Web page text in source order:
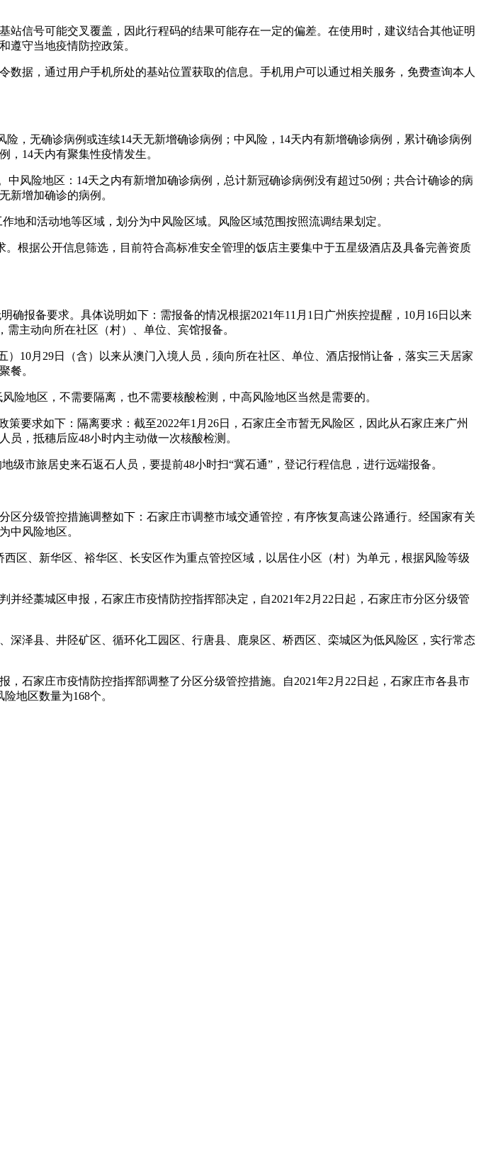
信号可能交叉覆盖，因此行程码的结果可能存在一定的偏差。在使用时，建议结合其他证明
遵守当地疫情防控政策。
据，通过用户手机所处的基站位置获取的信息。手机用户可以通过相关服务，免费查询本人
，无确诊病例或连续14天无新增确诊病例；中风险，14天内有新增确诊病例，累计确诊病例
，14天内有聚集性疫情发生。
风险地区：14天之内有新增加确诊病例，总计新冠确诊病例没有超过50例；共合计确诊的病
新增加确诊的病例。
地和活动地等区域，划分为中风险区域。风险区域范围按照流调结果划定。
根据公开信息筛选，目前符合高标准安全管理的饭店主要集中于五星级酒店及具备完善资质
报备要求。具体说明如下：需报备的情况根据2021年11月1日广州疾控提醒，10月16日以来
主动向所在社区（村）、单位、宾馆报备。
10月29日（含）以来从澳门入境人员，须向所在社区、单位、酒店报悄让备，落实三天居家
餐。
险地区，不需要隔离，也不需要核酸检测，中高风险地区当然是需要的。
要求如下：隔离要求：截至2022年1月26日，石家庄全市暂无风险区，因此从石家庄来广州
，抵穗后应48小时内主动做一次核酸检测。
级市旅居史来石返石人员，要提前48小时扫“冀石通”，登记行程信息，进行远端报备。
分级管控措施调整如下：石家庄市调整市域交通管控，有序恢复高速公路通行。经国家有关
中风险地区。
区、新华区、裕华区、长安区作为重点管控区域，以居住小区（村）为单元，根据风险等级
经藁城区申报，石家庄市疫情防控指挥部决定，自2021年2月22日起，石家庄市分区分级管
泽县、井陉矿区、循环化工园区、行唐县、鹿泉区、桥西区、栾城区为低风险区，实行常态
石家庄市疫情防控指挥部调整了分区分级管控措施。自2021年2月22日起，石家庄市各县市
地区数量为168个。